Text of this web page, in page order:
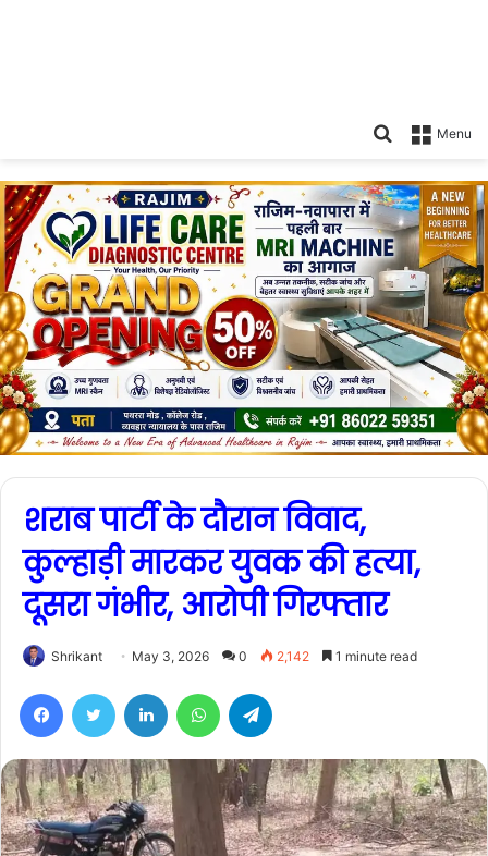
Menu
Search
शराब पार्टी के दौरान विवाद,
कुल्हाड़ी मारकर युवक की हत्या,
दूसरा गंभीर, आरोपी गिरफ्तार
Shrikant May 3, 2026 0 2,142 1 minute read